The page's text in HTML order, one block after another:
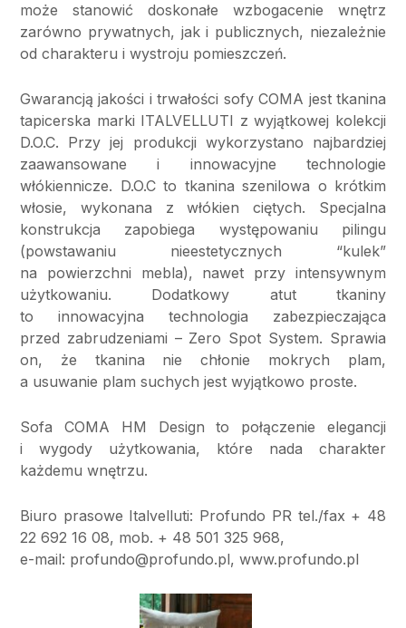
może stanowić doskonałe wzbogacenie wnętrz
zarówno prywatnych, jak i publicznych, niezależnie
od charakteru i wystroju pomieszczeń.
Gwarancją jakości i trwałości sofy COMA jest tkanina
tapicerska marki ITALVELLUTI z wyjątkowej kolekcji
D.O.C. Przy jej produkcji wykorzystano najbardziej
zaawansowane i innowacyjne technologie
włókiennicze. D.O.C to tkanina szenilowa o krótkim
włosie, wykonana z włókien ciętych. Specjalna
konstrukcja zapobiega występowaniu pilingu
(powstawaniu nieestetycznych “kulek”
na powierzchni mebla), nawet przy intensywnym
użytkowaniu. Dodatkowy atut tkaniny
to innowacyjna technologia zabezpieczająca
przed zabrudzeniami – Zero Spot System. Sprawia
on, że tkanina nie chłonie mokrych plam,
a usuwanie plam suchych jest wyjątkowo proste.
Sofa COMA HM Design to połączenie elegancji
i wygody użytkowania, które nada charakter
każdemu wnętrzu.
Biuro prasowe Italvelluti: Profundo PR tel./fax + 48
22 692 16 08, mob. + 48 501 325 968,
e-mail: profundo@profundo.pl, www.profundo.pl